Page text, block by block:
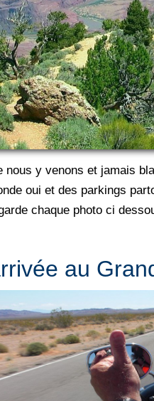
nous y venons et jamais
oui et des parkings
chaque photo ci
au